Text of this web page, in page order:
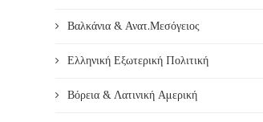
Βαλκάνια & Ανατ.Μεσόγειος
Ελληνική Εξωτερική Πολιτική
Βόρεια & Λατινική Αμερική